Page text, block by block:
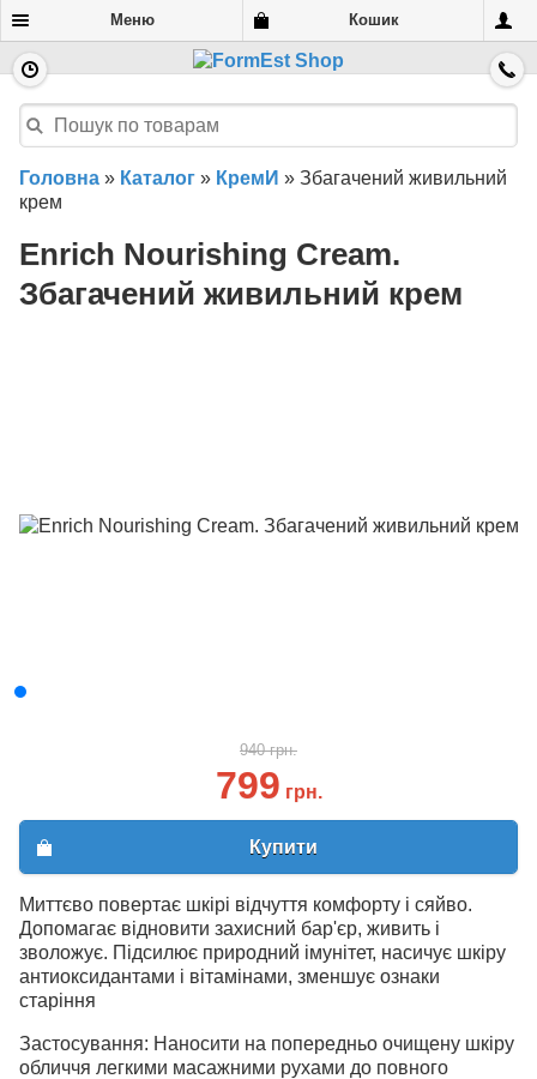
Меню Кошик
Головна » Каталог » КремИ » Збагачений живильний
крем
Enrich Nourishing Cream.
Збагачений живильний крем
940 грн.
799 грн.
Купити
Миттєво повертає шкірі відчуття комфорту і сяйво.
Допомагає відновити захисний бар'єр, живить і
зволожує. Підсилює природний імунітет, насичує шкіру
антиоксидантами і вітамінами, зменшує ознаки
старіння
Застосування: Наносити на попередньо очищену шкіру
обличчя легкими масажними рухами до повного